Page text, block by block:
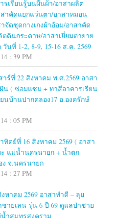
รเรียนรู้บนผืนผ้า/อาสาผลิต
าคัดแยกแว่นตา/อาสาหมอน
จัดชุดกางเกงผ้าอ้อม/อาสาคัด
ตดินกระดาษ/อาสาเยี่ยมตายาย
นที่ 1-2, 8-9, 15-16 ส.ค. 2569
: 39 PM
าร์ที่ 22 สิงหาคม พ.ศ.2569 อาสา
น ( ซ่อมแซม + ทาสีอาคารเรียน
นบ้านปากคลอง17 อ.องครักษ์
: 05 PM
ทิตย์ที่ 16 สิงหาคม 2569 ( อาสา
ะ แม่น้ำนครนายก + น้ำตก
ง จ.นครนายก
: 27 PM
หาคม 2569 อาสาทำดี – ลุย
ายเลน รุ่น 6 ปี 69 ดูแลป่าชาย
ำสมุทรสงคราม